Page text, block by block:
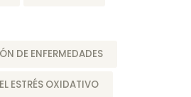
DE ENFERMEDADES
ESTRÉS OXIDATIVO